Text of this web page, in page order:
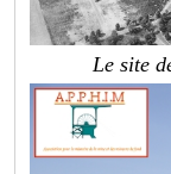
Le site